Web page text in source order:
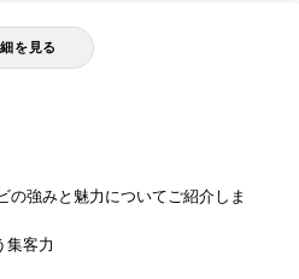
を見る
の強みと魅力についてご紹介しま
集客力